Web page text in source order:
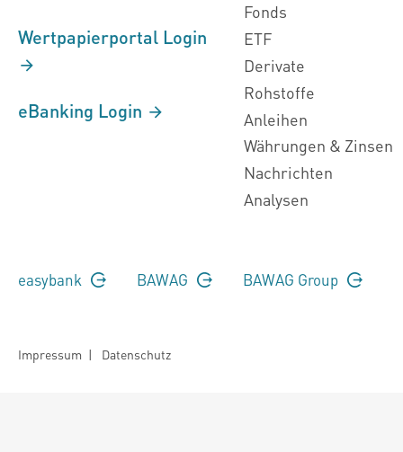
Wertpapierportal Login
eBanking Login
Fonds
ETF
Derivate
Rohstoffe
Anleihen
Währungen & Zinsen
Nachrichten
Analysen
easybank BAWAG BAWAG Group
Impressum | Datenschutz